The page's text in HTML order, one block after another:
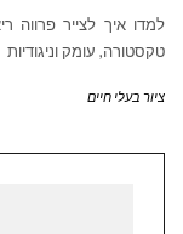
למדו איך לצייר פרווה
טקסטורה, עומק וניגודיות
ציור בעלי חיים